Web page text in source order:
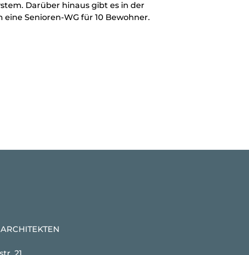
Darüber hinaus gibt es in der
eine Senioren-WG für 10 Bewohner.